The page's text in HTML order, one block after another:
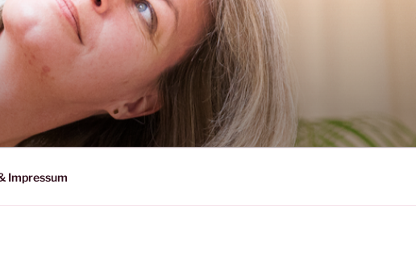
Impressum